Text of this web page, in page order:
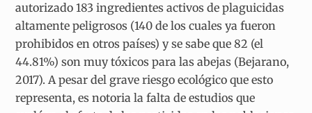
autorizado 183 ingredientes activos de plaguicidas
altamente peligrosos (140 de los cuales ya fueron
prohibidos en otros países) y se sabe que 82 (el
44.81%) son muy tóxicos para las abejas (Bejarano,
2017). A pesar del grave riesgo ecológico que esto
representa, es notoria la falta de estudios que